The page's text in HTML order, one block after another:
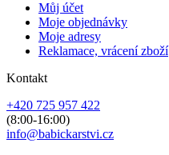
Můj účet
Moje objednávky
Moje adresy
Reklamace, vrácení zboží
Kontakt
+420 725 957 422
(8:00-16:00)
info@babickarstvi.cz